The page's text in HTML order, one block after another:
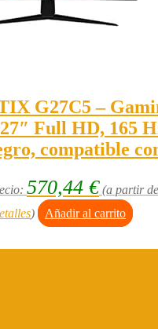
G27C5 –
Full HD, 165
compatible
570,44 € (a partir
) Añadir al carrito